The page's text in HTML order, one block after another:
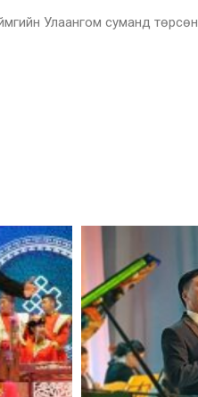
Улаангом суманд төрсөн